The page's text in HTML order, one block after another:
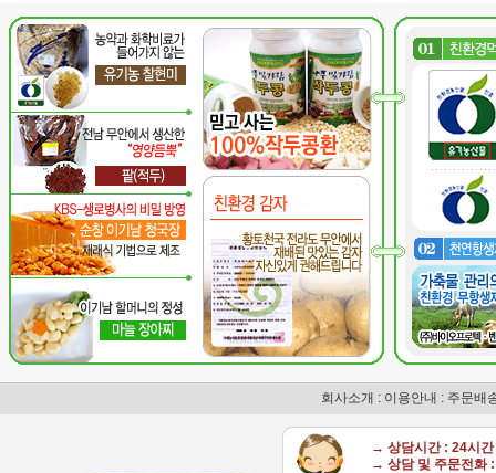
회사소개 : 이용안내 : 주문배
→ 상담시간 : 24시간
→ 상담 및 주문전화